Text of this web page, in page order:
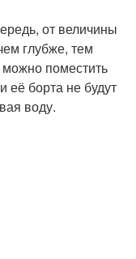
на гранитных
мойках
от величины
глубже, тем
поместить
борта не будут
воду.